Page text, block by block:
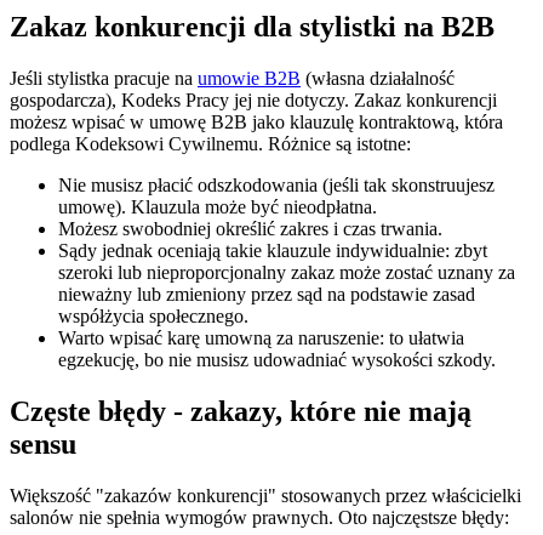
Zakaz konkurencji dla stylistki na B2B
Jeśli stylistka pracuje na umowie B2B (własna działalność
gospodarcza), Kodeks Pracy jej nie dotyczy. Zakaz konkurencji
możesz wpisać w umowę B2B jako klauzulę kontraktową, która
podlega Kodeksowi Cywilnemu. Różnice są istotne:
Nie musisz płacić odszkodowania (jeśli tak skonstruujesz
umowę). Klauzula może być nieodpłatna.
Możesz swobodniej określić zakres i czas trwania.
Sądy jednak oceniają takie klauzule indywidualnie: zbyt
szeroki lub nieproporcjonalny zakaz może zostać uznany za
nieważny lub zmieniony przez sąd na podstawie zasad
współżycia społecznego.
Warto wpisać karę umowną za naruszenie: to ułatwia
egzekucję, bo nie musisz udowadniać wysokości szkody.
Częste błędy - zakazy, które nie mają
sensu
Większość "zakazów konkurencji" stosowanych przez właścicielki
salonów nie spełnia wymogów prawnych. Oto najczęstsze błędy: